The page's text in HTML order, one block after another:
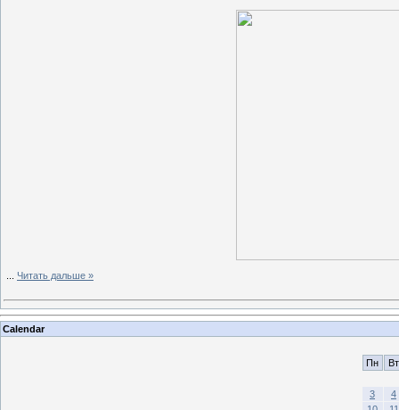
Читать дальше »
Calendar
Пн Вт
3
4